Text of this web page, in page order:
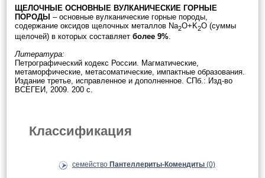
ЩЕЛОЧНЫЕ ОСНОВНЫЕ ВУЛКАНИЧЕСКИЕ ГОРНЫЕ
ПОРОДЫ – основные вулканические горные породы,
содержание оксидов щелочных металлов Na2O+K2O (суммы
щелочей) в которых составляет более 9%
Литература:
Петрографический кодекс России. Магматические,
метаморфические, метасоматические, импактные образования.
Издание третье, исправленное и дополненное. СПб.: Изд-во
ВСЕГЕИ, 2009. 200 с.
Классификация
семейство Пантеллериты-Комендиты (0)